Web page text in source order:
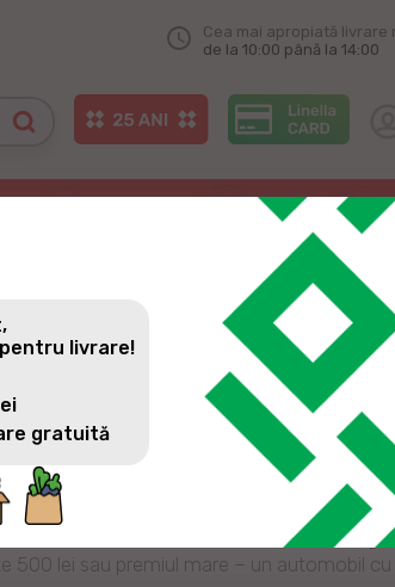
Cea mai apropiată livrare
de la 10:00 până la 14:00
ALTFEL - LASĂ BUCĂTĂRIILE LUMII SĂ INTRE ÎN
campania națională “CĂLĂTOREȘTE
consumatorii să descopere noi experiențe
cei care fac cumpărături în oricare
500 lei sau premiul mare – un automobil cu
livrare!
gratuită